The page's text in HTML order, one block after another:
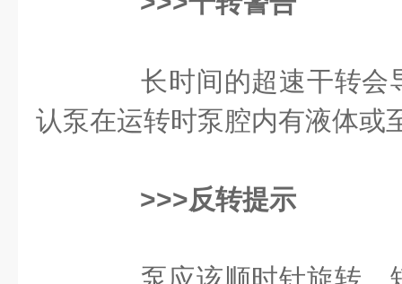
长时间的超速干转会
认泵在运转时泵腔内有液体或
>>>反转提示